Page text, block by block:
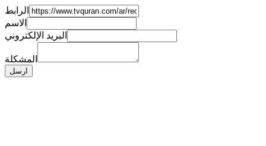
الرابط
الاسم
البريد الإلكتروني
المشكلة
ارسل